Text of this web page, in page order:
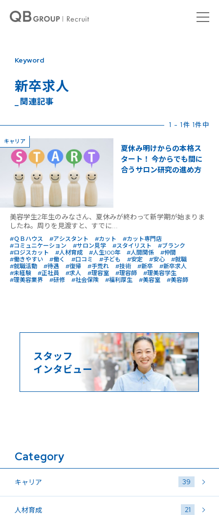
Keyword
新卒求人
_ 関連記事
1 - 1件 1件中
キャリア
夏休み明けからの本格ス
タート！ 今からでも間に
合うサロン研究の進め方
美容学生2年生のみなさん、夏休みが終わって新学期が始まりま
したね。周りを見渡すと、すでに...
#ＱＢハウス #アシスタント #カット
#カット専門店
#コミュニケーション
#サロン見学 #スタイリスト
#ブランク
#ロジスカット
#人材育成 #人生100年 #人間関係
#仲間
#働きやすい
#働く #口コミ #子ども #安定 #安心
#就職
#就職活動
#待遇 #復帰 #手荒れ #技術 #新卒
#新卒求人
#未経験
#正社員 #求人 #理容室 #理容師
#理美容学生
#理美容業界
#研修 #社会保険 #福利厚生 #美容室 #美容師
Category
キャリア 39
人材育成 21